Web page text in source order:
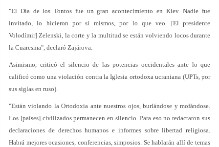
"El Día de los Tontos fue un gran acontecimiento en Kiev. Nadie fue
invitado, lo hicieron por sí mismos, por lo que veo. [El presidente
Volodímir] Zelenski, la corte y la multitud se están volviendo locos durante
la Cuaresma", declaró Zajárova.
Asimismo, criticó el silencio de las potencias occidentales ante lo que
calificó como una violación contra la Iglesia ortodoxa ucraniana (UPTs, por
sus siglas en ruso).
"Están violando la Ortodoxia ante nuestros ojos, burlándose y mofándose.
Los [países] civilizados permanecen en silencio. Para eso no redactaron sus
declaraciones de derechos humanos e informes sobre libertad religiosa.
Habrá mejores ocasiones, conferencias, simposios. Se hablarán allí de temas